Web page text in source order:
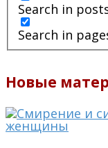
Search in
Search in
Новые